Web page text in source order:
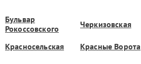
Бульвар
Рокоссовского
Черкизовская
Красносельская
Красные Ворота